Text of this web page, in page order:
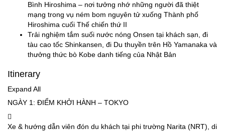
Bình Hiroshima – nơi tưởng nhớ những người đã thiệt
mạng trong vụ ném bom nguyên tử xuống Thành phố
Hiroshima cuối Thế chiến thứ II
Trải nghiệm tắm suối nước nóng Onsen tại khách sạn, đi
tàu cao tốc Shinkansen, đi Du thuyền trên Hồ Yamanaka và
thưởng thức bò Kobe danh tiếng của Nhật Bản
Itinerary
Expand All
NGÀY 1: ĐIỂM KHỞI HÀNH – TOKYO
Xe & hướng dẫn viên đón du khách tại phi trường Narita (NRT), di